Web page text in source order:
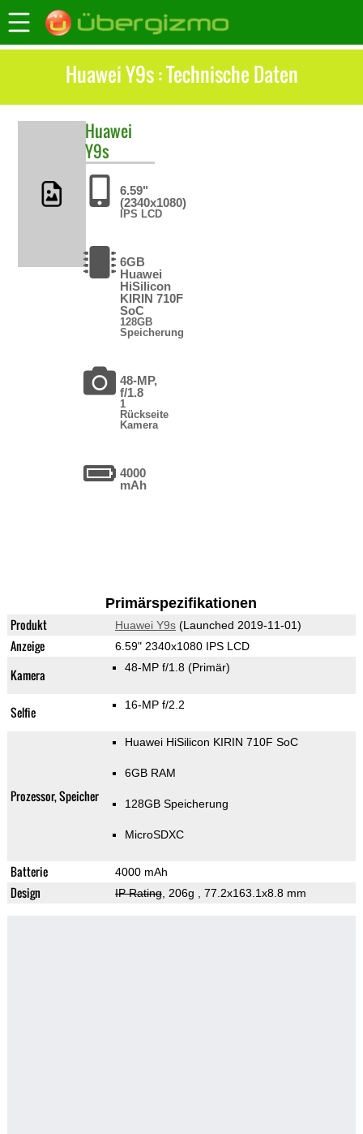
Huawei Y9s : Technische Daten
Huawei
Y9s
6.59"
(2340x1080)
IPS LCD
6GB
Huawei
HiSilicon
KIRIN 710F
SoC
128GB
Speicherung
48-MP,
f/1.8
1
Rückseite
Kamera
4000
mAh
Primärspezifikationen
Produkt Huawei Y9s(Launched 2019-11-01)
Anzeige 6.59" 2340x1080 IPS LCD
Kamera 48-MP f/1.8 (Primär)
Selfie 16-MP f/2.2
Prozessor, Speicher
Huawei HiSilicon KIRIN 710F SoC
6GB RAM
128GB Speicherung
MicroSDXC
Batterie 4000 mAh
Design IP Rating, 206g , 77.2x163.1x8.8 mm